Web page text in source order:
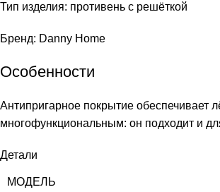
Тип изделия: противень с решёткой
Бренд: Danny Home
Особенности
Антипригарное покрытие обеспечивает
многофункциональным: он подходит и
Детали
МОДЕЛЬ